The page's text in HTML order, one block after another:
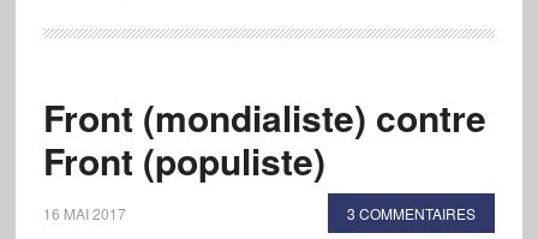
Front (mondialiste) contre
Front (populiste)
16 MAI 2017 3 COMMENTAIRES